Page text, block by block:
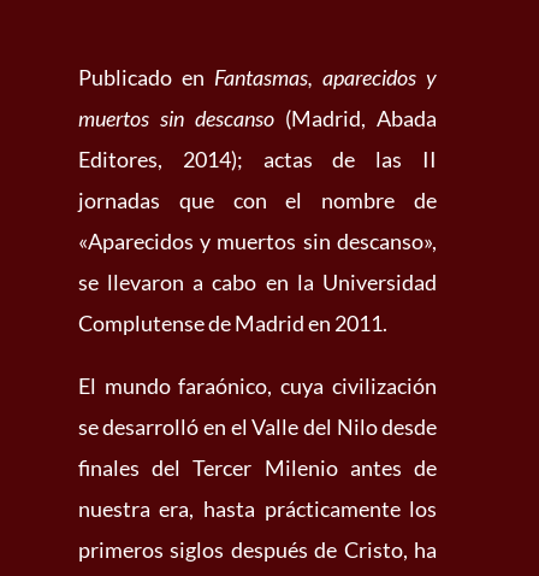
Publicado en Fantasmas, aparecidos y
muertos sin descanso (Madrid, Abada
Editores, 2014); actas de las II
jornadas que con el nombre de
«Aparecidos y muertos sin descanso»,
se llevaron a cabo en la Universidad
Complutense de Madrid en 2011.
El mundo faraónico, cuya civilización
se desarrolló en el Valle del Nilo desde
finales del Tercer Milenio antes de
nuestra era, hasta prácticamente los
primeros siglos después de Cristo, ha